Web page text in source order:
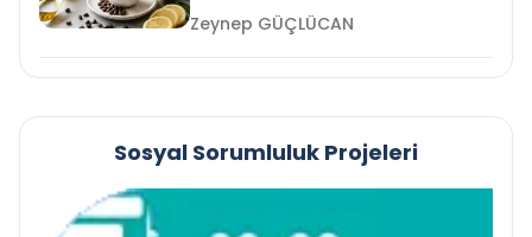
Zeynep GÜÇLÜCAN
Sosyal Sorumluluk Projeleri